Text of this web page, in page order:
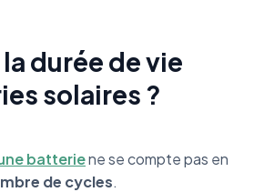
durée de vie
solaires ?
batteriene se compte pas en
de cycles.